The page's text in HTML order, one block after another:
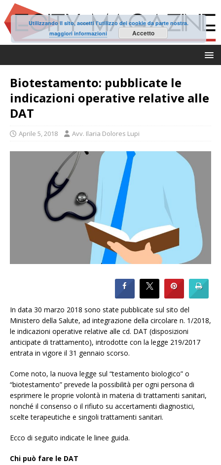
Biotestamento: pubblicate le
indicazioni operative relative alle
DAT
Aprile 5, 2018 Avv. Ilaria Dolores Lupi
In data 30 marzo 2018 sono state pubblicate sul sito del
Ministero della Salute, ad integrazione della circolare n. 1/2018,
le indicazioni operative relative alle cd. DAT (disposizioni
anticipate di trattamento), introdotte con la legge 219/2017
entrata in vigore il 31 gennaio scorso.
Come noto, la nuova legge sul “testamento biologico” o
“biotestamento” prevede la possibilità per ogni persona di
esprimere le proprie volontà in materia di trattamenti sanitari,
nonché il consenso o il rifiuto su accertamenti diagnostici,
scelte terapeutiche e singoli trattamenti sanitari.
Ecco di seguito indicate le linee guida.
Chi può fare le DAT
Utilizzando il sito, accetti l'utilizzo dei cookie da parte nostra.
maggiori informazioni
Accetto